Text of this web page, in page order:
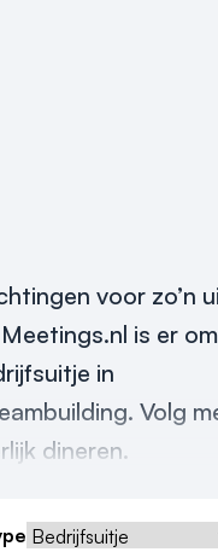
voor zo’n
is er
in
Volg
dineren.